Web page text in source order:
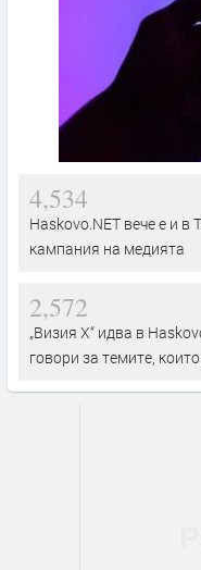
4,534
Haskovo.NET вече е и в
кампания на медията
2,572
„Визия Х“ идва в
говори за темите,